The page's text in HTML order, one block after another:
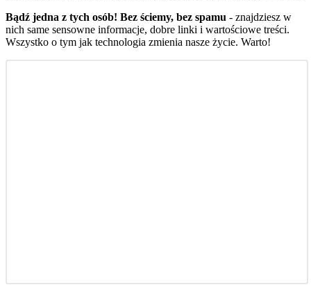
Bądź jedna z tych osób! Bez ściemy, bez spamu - znajdziesz w
nich same sensowne informacje, dobre linki i wartościowe treści.
Wszystko o tym jak technologia zmienia nasze życie. Warto!